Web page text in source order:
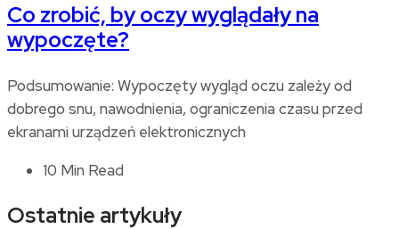
Co zrobić, by oczy wyglądały na
wypoczęte?
Podsumowanie: Wypoczęty wygląd oczu zależy od
dobrego snu, nawodnienia, ograniczenia czasu przed
ekranami urządzeń elektronicznych
10 Min Read
Ostatnie artykuły